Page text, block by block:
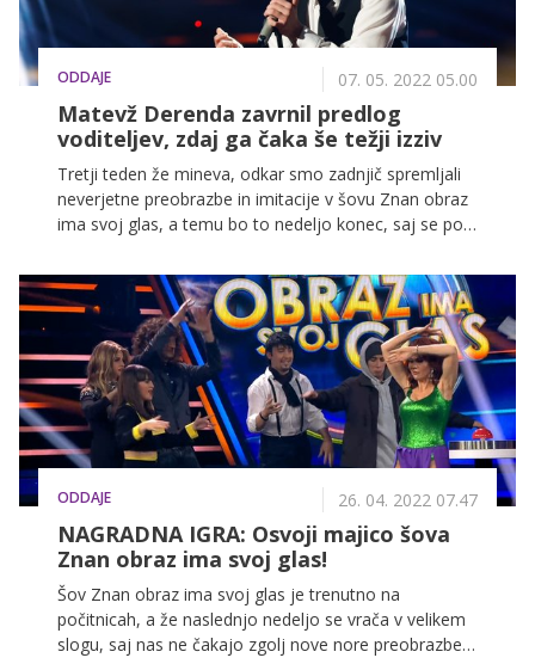
ODDAJE 07. 05. 2022 05.00
Matevž Derenda zavrnil predlog
voditeljev, zdaj ga čaka še težji izziv
Tretji teden že mineva, odkar smo zadnjič spremljali
neverjetne preobrazbe in imitacije v šovu Znan obraz
ima svoj glas, a temu bo to nedeljo konec, saj se po
TV. Ta pa s seboj prinaša nova presenečenja, hkrati
pa prvič tudi živo občinstvo.
ODDAJE 26. 04. 2022 07.47
NAGRADNA IGRA: Osvoji majico šova
Znan obraz ima svoj glas!
Šov Znan obraz ima svoj glas je trenutno na
počitnicah, a že naslednjo nedeljo se vrača v velikem
slogu, saj nas ne čakajo zgolj nove nore preobrazbe,